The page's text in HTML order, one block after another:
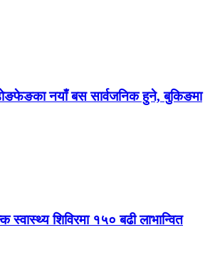
नयाँ बस सार्वजनिक हुने, बुकिङमा
शिविरमा १५० बढी लाभान्वित